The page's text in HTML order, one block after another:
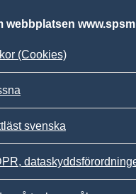
webbplatsen
(Cookies)
svenska